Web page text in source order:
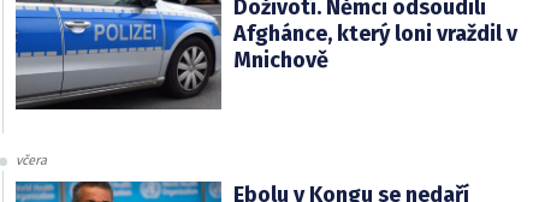
Doživotí. Němci odsoudili
Afghánce, který loni vraždil v
Mnichově
včera
Ebolu v Kongu se nedaří